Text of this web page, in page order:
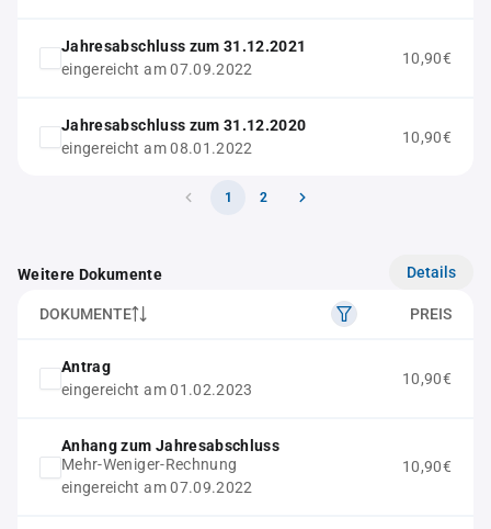
Jahresabschluss zum 31.12.2021
eingereicht am 07.09.2022
10,90€
Jahresabschluss zum 31.12.2020
eingereicht am 08.01.2022
10,90€
1 2
Weitere Dokumente Details
DOKUMENTE PREIS
Antrag
eingereicht am 01.02.2023
10,90€
Anhang zum Jahresabschluss
Mehr-Weniger-Rechnung
eingereicht am 07.09.2022
10,90€